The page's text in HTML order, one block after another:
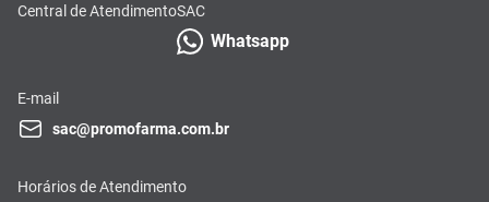
Central de AtendimentoSAC
Whatsapp
E-mail
sac@promofarma.com.br
Horários de Atendimento